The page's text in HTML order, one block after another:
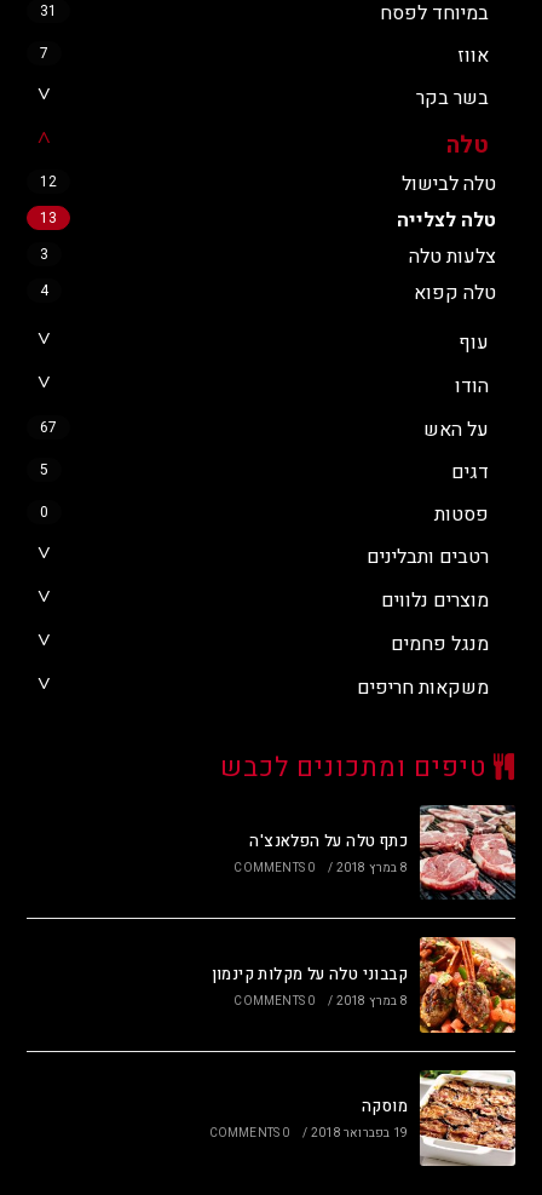
במיוחד לפסח 31
אווז 7
בשר בקר
טלה
טלה לבישול 12
טלה לצלייה 13
צלעות טלה 3
טלה קפוא 4
עוף
הודו
על האש
67
דגים 5
פסטות 0
רטבים ותבלינים
מוצרים נלווים
מנגל פחמים
משקאות חריפים
טיפים ומתכונים לכבש
כתף טלה על הפלאנצ'ה
8 במרץ 2018 /
0 COMMENTS
קבבוני טלה על מקלות קינמון
8 במרץ 2018 /
0 COMMENTS
מוסקה
19 בפברואר 2018 /
0 COMMENTS